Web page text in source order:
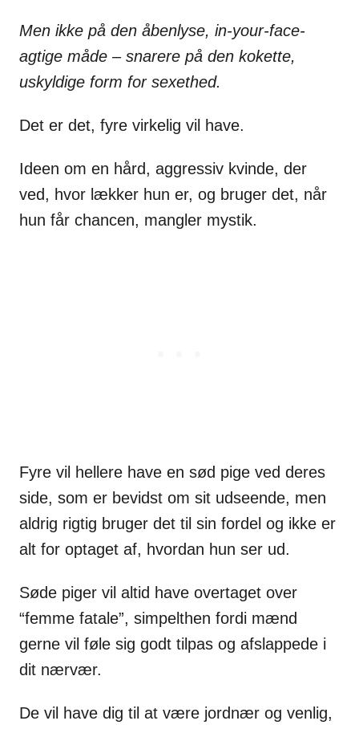
Men ikke på den åbenlyse, in-your-face-
agtige måde – snarere på den kokette,
uskyldige form for sexethed.
Det er det, fyre virkelig vil have.
Ideen om en hård, aggressiv kvinde, der
ved, hvor lækker hun er, og bruger det, når
hun får chancen, mangler mystik.
Fyre vil hellere have en sød pige ved deres
side, som er bevidst om sit udseende, men
aldrig rigtig bruger det til sin fordel og ikke er
alt for optaget af, hvordan hun ser ud.
Søde piger vil altid have overtaget over
“femme fatale”, simpelthen fordi mænd
gerne vil føle sig godt tilpas og afslappede i
dit nærvær.
De vil have dig til at være jordnær og venlig,